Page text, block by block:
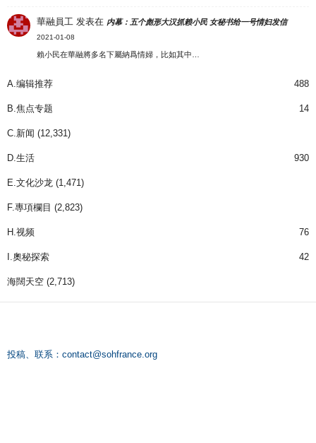
華融員工 发表在 内幕：五个彪形大汉抓赖小民 女秘书给一号情妇发信
2021-01-08
賴小民在華融將多名下屬納爲情婦，比如其中…
A.编辑推荐 488
B.焦点专题 14
C.新闻 (12,331)
D.生活 930
E.文化沙龙 (1,471)
F.專項欄目 (2,823)
H.视频 76
I.奧秘探索 42
海闊天空 (2,713)
投稿、联系： contact@sohfrance.org